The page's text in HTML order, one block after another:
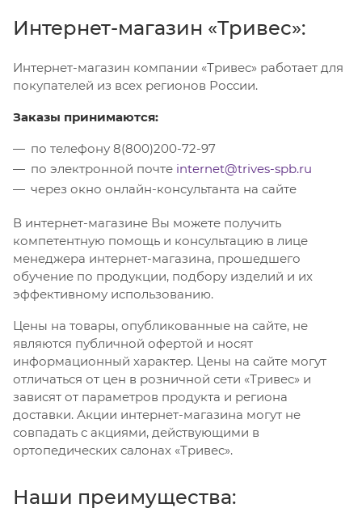
Интернет-магазин «Тривес»:
Интернет-магазин компании «Тривес» работает для
покупателей из всех регионов России.
Заказы принимаются:
по телефону 8(800)200-72-97
по электронной почте internet@trives-spb.ru
через окно онлайн-консультанта на сайте
В интернет-магазине Вы можете получить
компетентную помощь и консультацию в лице
менеджера интернет-магазина, прошедшего
обучение по продукции, подбору изделий и их
эффективному использованию.
Цены на товары, опубликованные на сайте, не
являются публичной офертой и носят
информационный характер. Цены на сайте могут
отличаться от цен в розничной сети «Тривес» и
зависят от параметров продукта и региона
доставки. Акции интернет-магазина могут не
совпадать с акциями, действующими в
ортопедических салонах «Тривес».
Наши преимущества: